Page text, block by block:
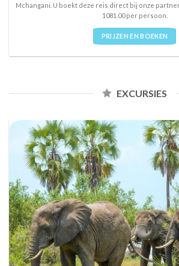
Mchangani. U boekt deze reis direct bij onze
1081.00 per persoon.
PRIJZEN EN BOEKEN
EXCURSIES